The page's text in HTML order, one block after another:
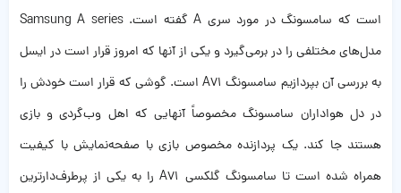
است که سامسونگ در مورد سری A گفته است. Samsung A series
مدل‌‌های مختلفی را در برمی‌گیرد و یکی از آنها که امروز قرار است در ایسل
به بررسی آن بپردازیم سامسونگ A71 است. گوشی‌ که قرار است خودش را
در دل هواداران سامسونگ مخصوصاً آنهایی که اهل وب‌گردی و بازی
هستند جا کند. یک پردازنده مخصوص بازی با صفحه‌نمایش با کیفیت
همراه شده است تا سامسونگ گلکسی A71 را به یکی از پرطرف‌دارترین